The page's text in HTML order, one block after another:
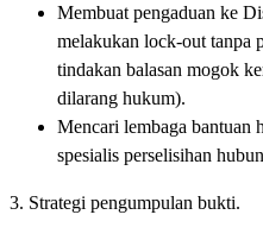
Membuat pengaduan ke
melakukan lock-out tanpa
tindakan balasan mogok
dilarang hukum).
Mencari lembaga bantuan
spesialis perselisihan
3. Strategi pengumpulan bukti.